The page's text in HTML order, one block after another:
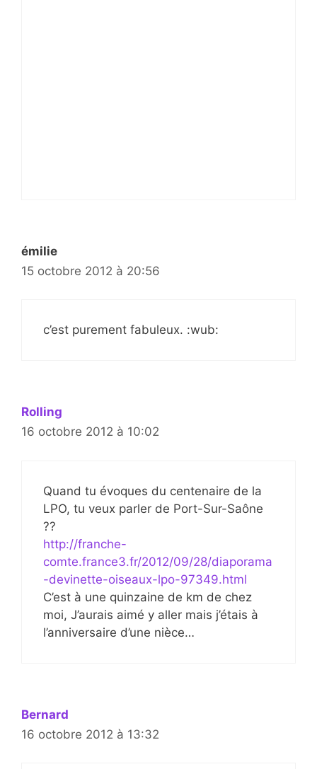
émilie
15 octobre 2012 à 20:56
c’est purement fabuleux. :wub:
Rolling
16 octobre 2012 à 10:02
Quand tu évoques du centenaire de la
LPO, tu veux parler de Port-Sur-Saône
??
http://franche-
comte.france3.fr/2012/09/28/diaporama
-devinette-oiseaux-lpo-97349.html
C’est à une quinzaine de km de chez
moi, J’aurais aimé y aller mais j’étais à
l’anniversaire d’une nièce…
Bernard
16 octobre 2012 à 13:32